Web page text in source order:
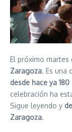
El próximo martes
Zaragoza. Es una
desde hace ya 180
celebración ha
Sigue leyendo y
Zaragoza.